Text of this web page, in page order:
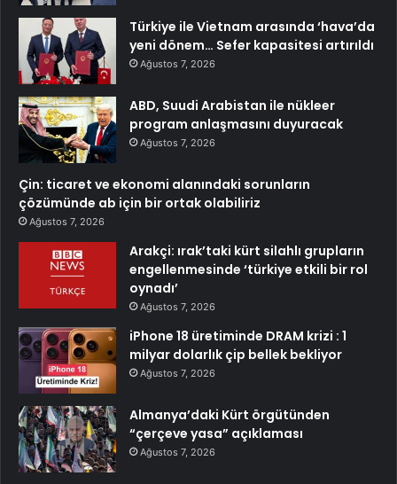
Türkiye ile Vietnam arasında ‘hava’da
yeni dönem… Sefer kapasitesi artırıldı
Ağustos 7, 2026
ABD, Suudi Arabistan ile nükleer
program anlaşmasını duyuracak
Ağustos 7, 2026
Çin: ticaret ve ekonomi alanındaki sorunların
çözümünde ab için bir ortak olabiliriz
Ağustos 7, 2026
Arakçi: ırak’taki kürt silahlı grupların
engellenmesinde ‘türkiye etkili bir rol
oynadı’
Ağustos 7, 2026
iPhone 18 üretiminde DRAM krizi : 1
milyar dolarlık çip bellek bekliyor
Ağustos 7, 2026
Almanya’daki Kürt örgütünden
“çerçeve yasa” açıklaması
Ağustos 7, 2026